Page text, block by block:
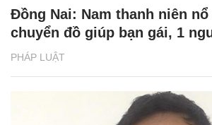
PHÁP LUẬT
Đồng Nai: Nam thanh niên
chuyển đồ giúp bạn gái, 1